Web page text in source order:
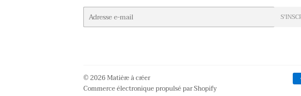
mails
© 2026Matière à créer
Commerce électronique propulsé par Shopify